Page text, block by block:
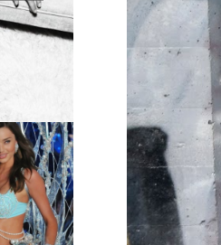
DE LAS
MAS